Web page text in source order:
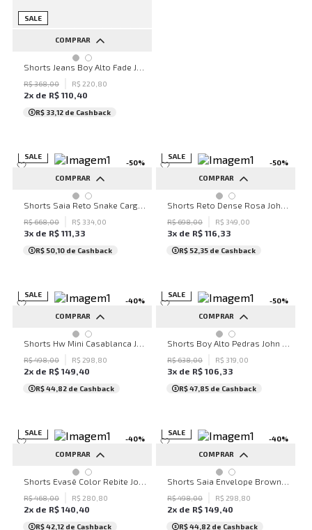
SALE
COMPRAR
36
R$368,00 R$ 220 80
2x de R$ 110 40
R$ 33,12 de Cashback
SALE
-50%
COMPRAR
34 36 38 40
42
44
R$668,00 R$ 334 00
3x de R$ 111 33
R$ 50,10 de Cashback
SALE
-50%
COMPRAR
36 38 40 42
R$698,00 R$ 349 00
3x de R$ 116 33
R$ 52,35 de Cashback
SALE
-40%
COMPRAR
42
R$498,00 R$ 298 80
2x de R$ 149 40
R$ 44,82 de Cashback
SALE
-50%
COMPRAR
40 42 44
R$638,00 R$ 319 00
3x de R$ 106 33
R$ 47,85 de Cashback
SALE
-40%
COMPRAR
34 36 38 40
42
44
R$468,00 R$ 280 80
2x de R$ 140 40
R$ 42,12 de Cashback
SALE
-40%
COMPRAR
34 36 38 40
42
44
R$498,00 R$ 298 80
2x de R$ 149 40
R$ 44,82 de Cashback